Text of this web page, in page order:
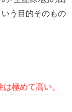
う目的そのもの
極めて高い。